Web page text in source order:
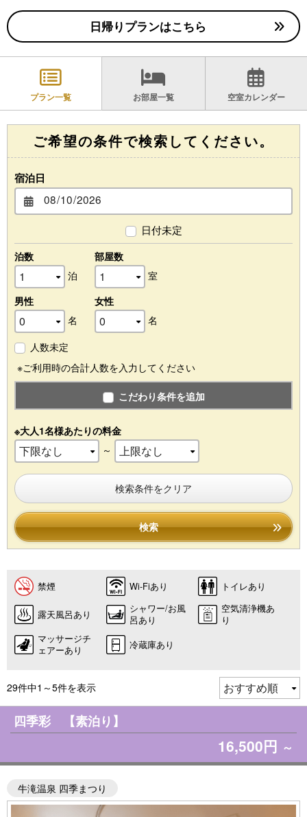
日帰りプランはこちら
プラン一覧 お部屋一覧 空室カレンダー
ご希望の条件で検索してください。
宿泊日
日付未定
泊数
泊
部屋数
室
男性
名
女性
名
人数未定
※ご利用時の合計人数を入力してください
こだわり条件を追加
※大人1名様あたりの料金
～
検索条件をクリア
検索
禁煙 Wi-Fiあり トイレあり
露天風呂あり
シャワー/お風
呂あり
空気清浄機あ
り
マッサージチ
ェアーあり
冷蔵庫あり
29件中1～5件を表示
四季彩 【素泊り】
16,500円 ～
牛滝温泉 四季まつり